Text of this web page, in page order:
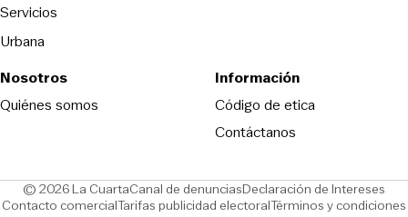
Servicios
Urbana
Nosotros
Quiénes somos
Información
Código de eticaOpens in new
Contáctanos
© 2026 La CuartaCanal de denunciasOpens in new window
Declaración de Intereses
Contacto comercialOpens in new window
Tarifas publicidad electoralOpens in new window
Términos y condiciones